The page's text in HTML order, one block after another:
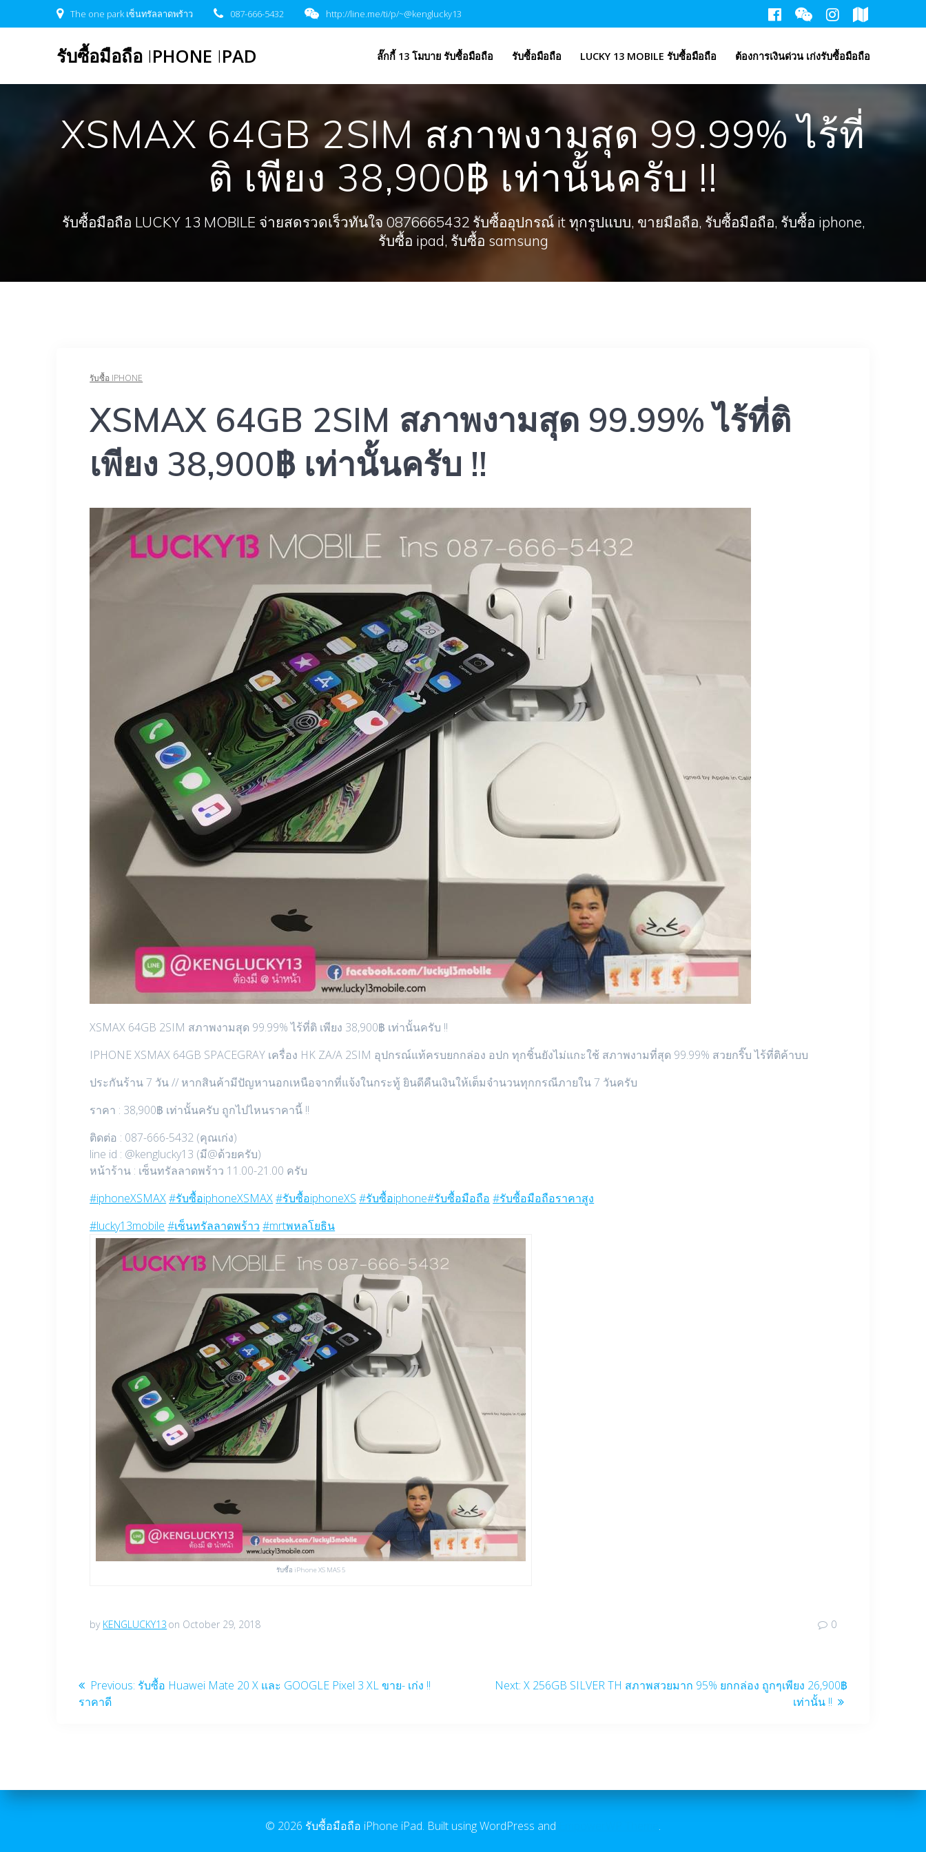
to
The one park เซ็นทรัลลาดพร้าว 087-666-5432 http://line.me/ti/p/~@kenglucky13
รับซื้อมือถือ IPHONE IPAD ​ลั๊กกี้ 13 โมบาย รับซื้อมือถือ รับซื้อมือถือ LUCKY 13 MOBILE รับซื้อมือถือ ต้องการเงินด่วน เก่งรับซื้อมือถือ
XSMAX 64GB 2SIM สภาพงามสุด 99.99% ไร้ที่
ติ เพียง 38,900฿ เท่านั้นครับ !!
รับซื้อมือถือ LUCKY 13 MOBILE จ่ายสดรวดเร็วทันใจ 0876665432 รับซื้ออุปกรณ์ it ทุกรูปแบบ, ขายมือถือ, รับซื้อมือถือ, รับซื้อ iphone,
รับซื้อ ipad, รับซื้อ samsung
รับซื้อ IPHONE
XSMAX 64GB 2SIM สภาพงามสุด 99.99% ไร้ที่ติ
เพียง 38,900฿ เท่านั้นครับ !!
XSMAX 64GB 2SIM สภาพงามสุด 99.99% ไร้ที่ติ เพียง 38,900฿ เท่านั้นครับ !!
IPHONE XSMAX 64GB SPACEGRAY เครื่อง HK ZA/A 2SIM อุปกรณ์แท้ครบยกกล่อง อปก ทุกชิ้นยังไม่แกะใช้ สภาพงามที่สุด 99.99% สวยกริ๊บ ไร้ที่ติค้าบบ
ประกันร้าน 7 วัน // หากสินค้ามีปัญหานอกเหนือจากที่แจ้งในกระทู้ ยินดีคืนเงินให้เต็มจำนวนทุกกรณีภายใน 7 วันครับ
ราคา : 38,900฿ เท่านั้นครับ ถูกไปไหนราคานี้ !!
ติดต่อ : 087-666-5432 (คุณเก่ง)
line id : @kenglucky13 (มี@ด้วยครับ)
หน้าร้าน : เซ็นทรัลลาดพร้าว 11.00-21.00 ครับ
#iphoneXSMAX#รับซื้อiphoneXSMAX#รับซื้อiphoneXS #รับซื้อiphone#รับซื้อมือถือ #รับซื้อมือถือราคาสูง
#lucky13mobile #เซ็นทรัลลาดพร้าว #mrtพหลโยธิน
รับซื้อ iPhone XS MAS 5
by KENGLUCKY13 on October 29, 2018 0
Post
navigation
Previous: Previous
รับซื้อ Huawei Mate 20 X และ GOOGLE Pixel 3 XL ขาย- เก่ง !!
ราคาดี
Next: Next
X 256GB SILVER TH สภาพสวยมาก 95% ยกกล่อง ถูกๆเพียง 26,900฿
เท่านั้น !!
© 2026 รับซื้อมือถือ iPhone iPad. Built using WordPress and .